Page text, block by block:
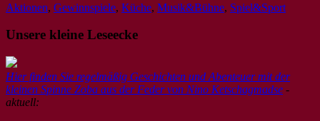
Aktionen, Gewinnspiele, Küche, Musik&Bühne, Spiel&Sport
Unsere kleine Leseecke
Hier finden Sie regelmäßig Geschichten und Abenteuer mit der
kleinen Spinne Zoba aus der Feder von Nino Ketschagmadse -
aktuell: